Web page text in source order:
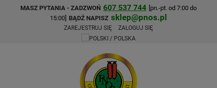
MASZ PYTANIA - ZADZWOŃ 607 537 744 [pn.-pt. od 7:00 do
15:00] BĄDŹ NAPISZ sklep@pnos.pl
ZAREJESTRUJ SIĘ ZALOGUJ SIĘ